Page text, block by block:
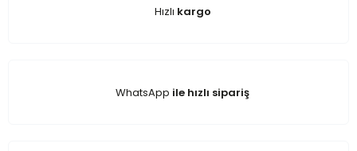
Hızlı kargo
WhatsApp ile hızlı sipariş